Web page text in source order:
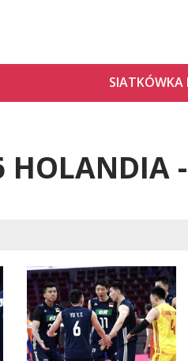
SIATKÓWKA
HOLANDIA